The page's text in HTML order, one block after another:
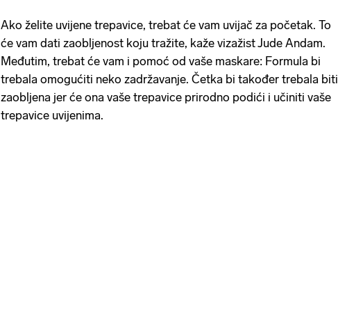
Ako želite uvijene trepavice, trebat će vam uvijač za početak. To
će vam dati zaobljenost koju tražite, kaže vizažist Jude Andam.
Međutim, trebat će vam i pomoć od vaše maskare: Formula bi
trebala omogućiti neko zadržavanje. Četka bi također trebala biti
zaobljena jer će ona vaše trepavice prirodno podići i učiniti vaše
trepavice uvijenima.